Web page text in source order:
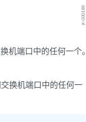
机端口中的任何一个。
换机端口中的任何一